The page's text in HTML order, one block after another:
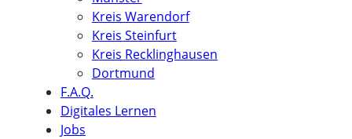
Kreis Warendorf
Kreis Steinfurt
Kreis Recklinghausen
Dortmund
F.A.Q.
Digitales Lernen
Jobs